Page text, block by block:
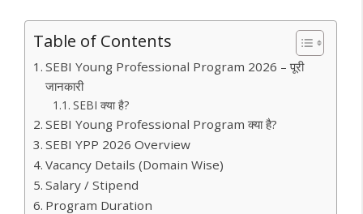
at
e
Table of Contents
SEBI Young Professional Program 2026 – पूरी
जानकारी
SEBI क्या है?
SEBI Young Professional Program क्या है?
SEBI YPP 2026 Overview
Vacancy Details (Domain Wise)
Salary / Stipend
Program Duration